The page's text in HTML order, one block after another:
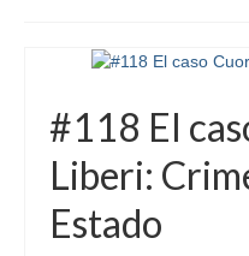
#118 El
Liberi:
Estado